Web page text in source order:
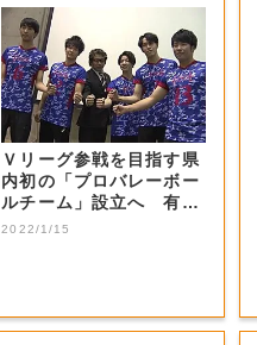
Ｖリーグ参戦を目指す県
内初の「プロバレーボー
ルチーム」設立へ 有望
選手などの受け...
2022/1/15